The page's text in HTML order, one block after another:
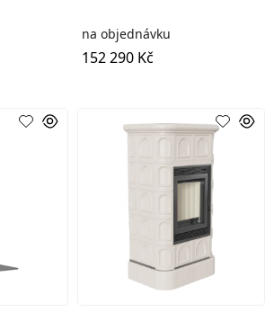
na objednávku
152 290 Kč